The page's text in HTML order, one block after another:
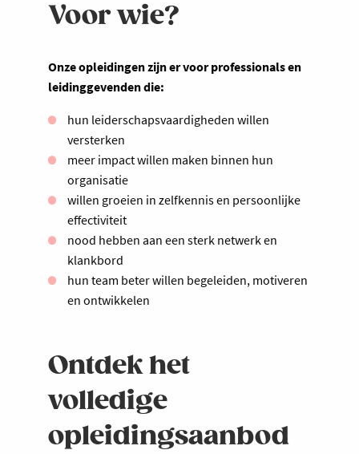
Voor wie?
Onze opleidingen zijn er voor professionals en
leidinggevenden die:
hun leiderschapsvaardigheden willen
versterken
meer impact willen maken binnen hun
organisatie
willen groeien in zelfkennis en persoonlijke
effectiviteit
nood hebben aan een sterk netwerk en
klankbord
hun team beter willen begeleiden, motiveren
en ontwikkelen
Ontdek het
volledige
opleidingsaanbod